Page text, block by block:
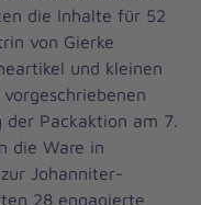
die Inhalte für 52
von Gierke
und kleinen
der Packaktion am 7.
die Ware in
Johanniter-
28 engagierte